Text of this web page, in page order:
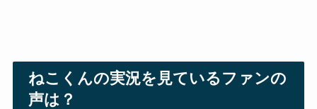
ねこくんの実況を見ているファンの
声は？